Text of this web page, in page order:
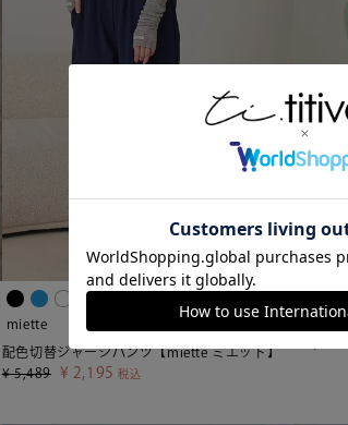
miette
配色切替ジャージパンツ【miette ミエット】
¥ 5,489 ¥ 2,195 税込
miette